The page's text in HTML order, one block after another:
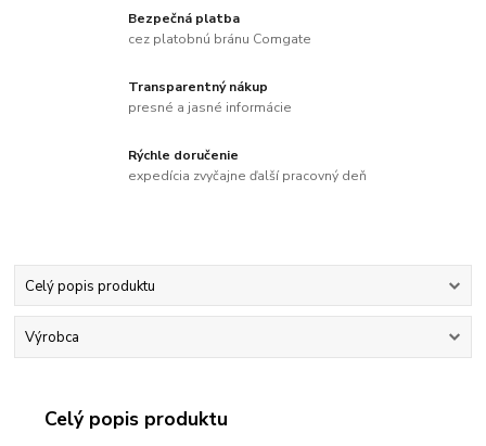
Bezpečná platba
cez platobnú bránu Comgate
Transparentný nákup
presné a jasné informácie
Rýchle doručenie
expedícia zvyčajne ďalší pracovný deň
Celý popis produktu
Výrobca
Celý popis produktu